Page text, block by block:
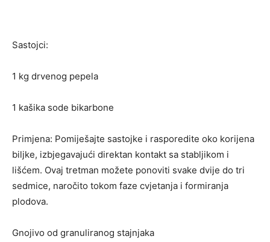
Sastojci:
1 kg drvenog pepela
1 kašika sode bikarbone
Primjena: Pomiješajte sastojke i rasporedite oko korijena
biljke, izbjegavajući direktan kontakt sa stabljikom i
lišćem. Ovaj tretman možete ponoviti svake dvije do tri
sedmice, naročito tokom faze cvjetanja i formiranja
plodova.
Gnojivo od granuliranog stajnjaka